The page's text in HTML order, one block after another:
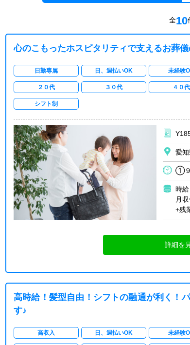
全10
心のこもったホスピタリティで支えるお葬
日勤専属 日、週払いOK 未経験
２０代 ３０代 ４０代
シフト制
愛
①９
時
月
+残
詳細を
高時給！髪型自由！シフトの融通が利く！
す♪
高収入 日、週払いOK 未経験